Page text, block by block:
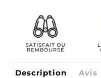
Description Avis